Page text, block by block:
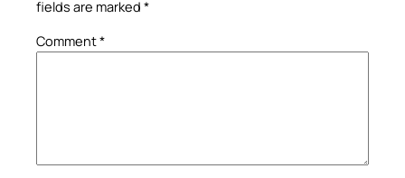
fields are marked *
Comment*